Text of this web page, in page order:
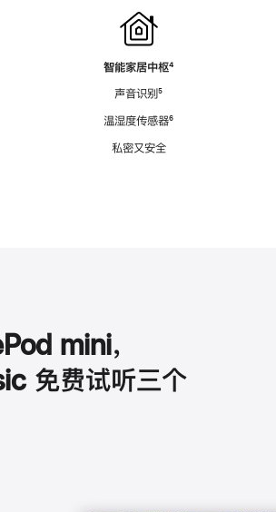
智能家居中枢脚
⁴
声音识别脚
⁵
温湿度传感器脚
⁶
私密又安全
mini，
免费试听三个